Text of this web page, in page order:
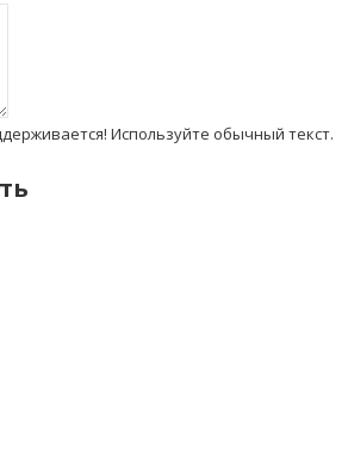
Используйте обычный текст.